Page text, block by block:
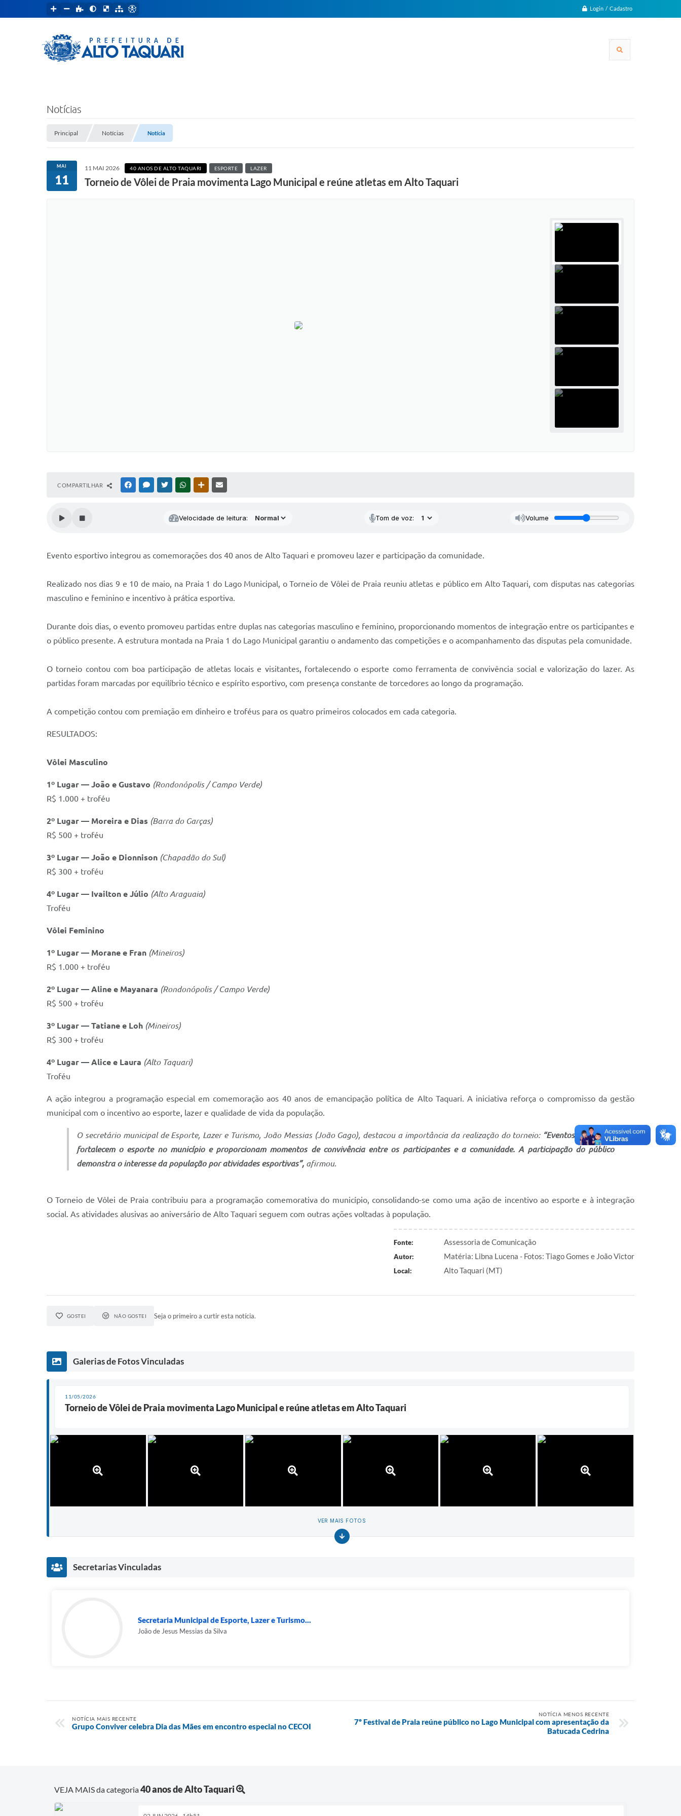
Login / Cadastro
Notícias
Principal Notícias Notícia
MAI
11
11 MAI 2026 40 ANOS DE ALTO TAQUARI ESPORTE LAZER
Torneio de Vôlei de Praia movimenta Lago Municipal e reúne atletas em Alto Taquari
COMPARTILHAR FACEBOOKMESSENGER
TWITTERWHATSAPPOUTRAS MÍDIAS
Velocidade de leitura: Tom de voz: Volume
Evento esportivo integrou as comemorações dos 40 anos de Alto Taquari e promoveu lazer e participação da comunidade.
Realizado nos dias 9 e 10 de maio, na Praia 1 do Lago Municipal, o Torneio de Vôlei de Praia reuniu atletas e público em Alto Taquari, com disputas nas categorias
masculino e feminino e incentivo à prática esportiva.
Durante dois dias, o evento promoveu partidas entre duplas nas categorias masculino e feminino, proporcionando momentos de integração entre os participantes e
o público presente. A estrutura montada na Praia 1 do Lago Municipal garantiu o andamento das competições e o acompanhamento das disputas pela comunidade.
O torneio contou com boa participação de atletas locais e visitantes, fortalecendo o esporte como ferramenta de convivência social e valorização do lazer. As
partidas foram marcadas por equilíbrio técnico e espírito esportivo, com presença constante de torcedores ao longo da programação.
A competição contou com premiação em dinheiro e troféus para os quatro primeiros colocados em cada categoria.
RESULTADOS:
Vôlei Masculino
1º Lugar — João e Gustavo (Rondonópolis / Campo Verde)
R$ 1.000 + troféu
2º Lugar — Moreira e Dias (Barra do Garças)
R$ 500 + troféu
3º Lugar — João e Dionnison (Chapadão do Sul)
R$ 300 + troféu
4º Lugar — Ivailton e Júlio (Alto Araguaia)
Troféu
Vôlei Feminino
1º Lugar — Morane e Fran (Mineiros)
R$ 1.000 + troféu
2º Lugar — Aline e Mayanara (Rondonópolis / Campo Verde)
R$ 500 + troféu
3º Lugar — Tatiane e Loh (Mineiros)
R$ 300 + troféu
4º Lugar — Alice e Laura (Alto Taquari)
Troféu
A ação integrou a programação especial em comemoração aos 40 anos de emancipação política de Alto Taquari. A iniciativa reforça o compromisso da gestão
municipal com o incentivo ao esporte, lazer e qualidade de vida da população.
O secretário municipal de Esporte, Lazer e Turismo, João Messias (João Gago), destacou a importância da realização do torneio: “Eventos como esse
fortalecem o esporte no município e proporcionam momentos de convivência entre os participantes e a comunidade. A participação do público
demonstra o interesse da população por atividades esportivas”, afirmou.
O Torneio de Vôlei de Praia contribuiu para a programação comemorativa do município, consolidando-se como uma ação de incentivo ao esporte e à integração
social. As atividades alusivas ao aniversário de Alto Taquari seguem com outras ações voltadas à população.
Fonte: Assessoria de Comunicação
Autor: Matéria: Libna Lucena - Fotos: Tiago Gomes e João Victor
Local: Alto Taquari (MT)
GOSTEI NÃO GOSTEI Seja o primeiro a curtir esta notícia.
Galerias de Fotos Vinculadas
11/05/2026
Torneio de Vôlei de Praia movimenta Lago Municipal e reúne atletas em Alto Taquari
VER MAIS FOTOS
Secretarias Vinculadas
Secretaria Municipal de Esporte, Lazer e Turismo...
João de Jesus Messias da Silva
NOTÍCIA MAIS RECENTE
Grupo Conviver celebra Dia das Mães em encontro especial no CECOI
NOTÍCIA MENOS RECENTE
7º Festival de Praia reúne público no Lago Municipal com apresentação da
Batucada Cedrina
VEJA MAIS da categoria40 anos de Alto Taquari